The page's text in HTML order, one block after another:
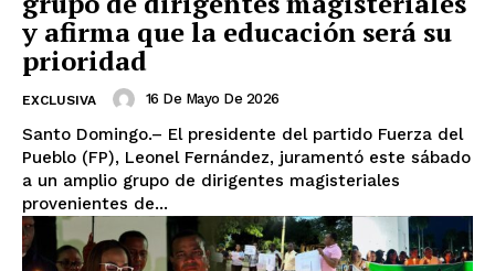
y afirma que la educación será su
prioridad
EXCLUSIVA 16 De Mayo De 2026
Santo Domingo.– El presidente del partido Fuerza del
Pueblo (FP), Leonel Fernández, juramentó este sábado
a un amplio grupo de dirigentes magisteriales
provenientes de...